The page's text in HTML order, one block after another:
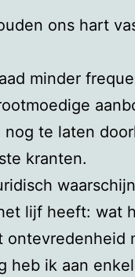
ons hart
minder
te laten
kranten.
lijf heeft: wat
ontevredenheid
heb ik aan